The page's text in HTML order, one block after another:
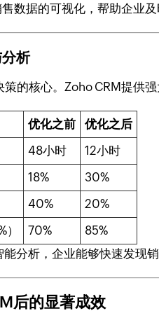
数据的可视化，帮助企业
析
的核心。Zoho CRM提供
优化之前
优化之后
48小时
12小时
18%
30%
40%
20%
70%
85%
分析，企业能够快速发现
后的显著成效